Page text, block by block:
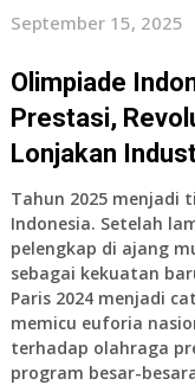
September 15, 2025
Olimpiade
Prestasi,
Lonjakan
Tahun 2025 menjadi
Indonesia. Setelah
pelengkap di ajang
sebagai kekuatan
Paris 2024 menjadi
memicu euforia
terhadap olahraga
program besar-